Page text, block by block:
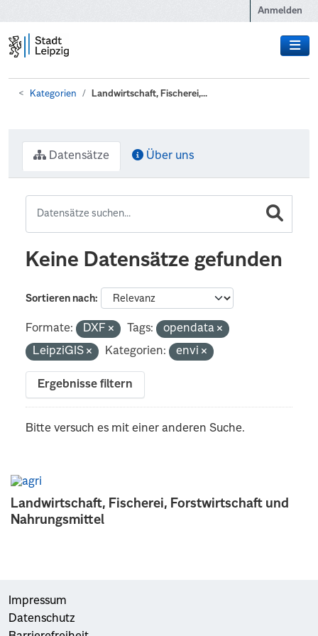
Anmelden
Kategorien Landwirtschaft, Fischerei,...
Landwirtschaft, Fischerei, Forstwirtschaft und
Nahrungsmittel
Datensätze Über uns
Keine Datensätze gefunden
Sortieren nach
Formate: DXF Tags:
opendata
LeipziGIS
Kategorien: envi
Ergebnisse filtern
Bitte versuch es mit einer anderen Suche.
Impressum
Datenschutz